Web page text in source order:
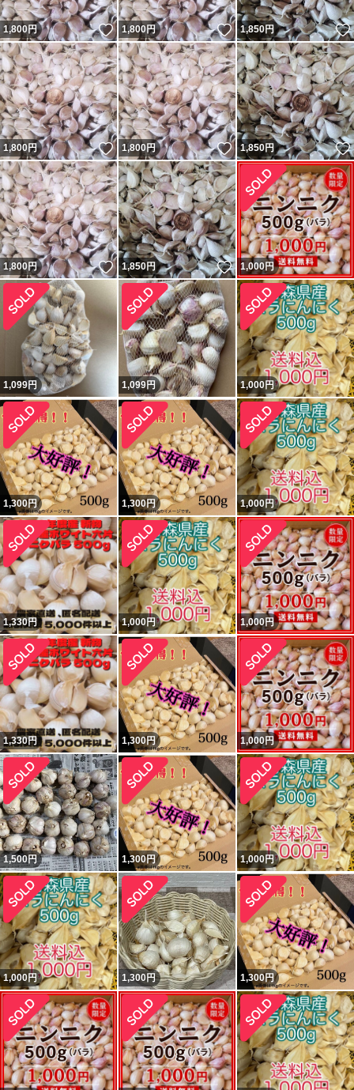
1,800円 いいね！
1,800円 いいね！
1,850円
1,800円 いいね！
1,800円 いいね！
1,850円
1,800円 いいね！
1,850円 いいね！
1,000円
1,099円 1,099円 1,000円
1,300円 1,300円 1,000円
1,330円 1,000円 1,000円
1,330円 1,300円 1,000円
1,500円 1,300円 1,000円
1,000円 1,300円 1,300円